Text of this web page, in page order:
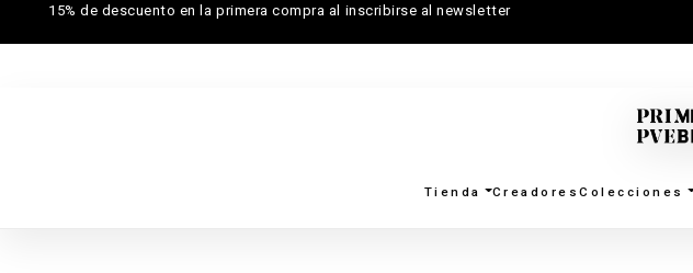
15% de descuento en la primera compra al inscribirse al newsletter
Tienda CreadoresColecciones